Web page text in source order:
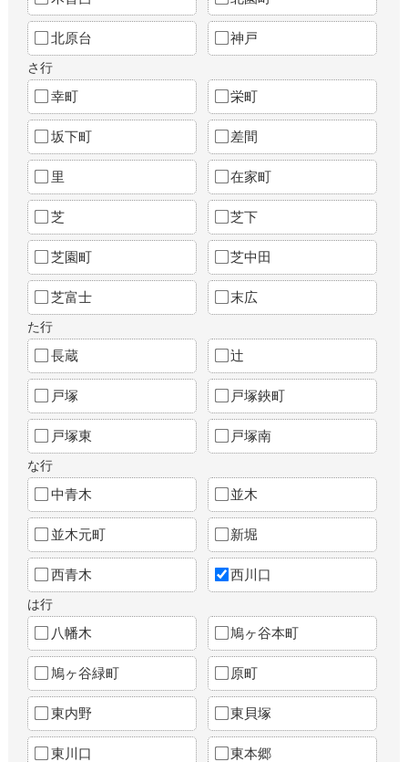
北原台 神戸
さ行
幸町 栄町
坂下町 差間
里 在家町
芝 芝下
芝園町 芝中田
芝富士 末広
た行
長蔵 辻
戸塚 戸塚鋏町
戸塚東 戸塚南
な行
中青木 並木
並木元町 新堀
西青木 西川口
は行
八幡木 鳩ヶ谷本町
鳩ヶ谷緑町 原町
東内野 東貝塚
東川口 東本郷